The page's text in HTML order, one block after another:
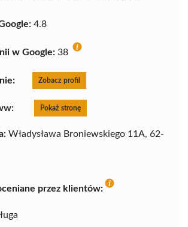
4.8
w Google: 38
Zobacz profil
Pokaż stronę
Władysława Broniewskiego 11A, 62-
przez klientów: